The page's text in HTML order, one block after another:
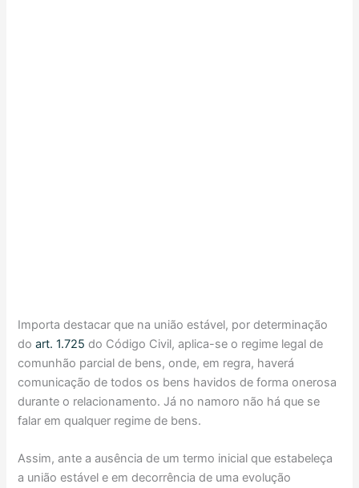
Importa destacar que na união estável, por determinação
doart. 1.725 do Código Civil, aplica-se o regime legal de
comunhão parcial de bens, onde, em regra, haverá
comunicação de todos os bens havidos de forma onerosa
durante o relacionamento. Já no namoro não há que se
falar em qualquer regime de bens.
Assim, ante a ausência de um termo inicial que estabeleça
a união estável e em decorrência de uma evolução